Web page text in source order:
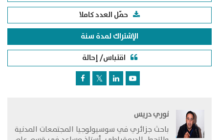
حمّل العدد كاملا
الإشتراك لمدة سنة
اقتباس/ إحالة
نوري دريس
​باحث جزائري في سوسيولوجيا المجتمعات المدنية